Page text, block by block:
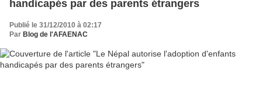
handicapés par des parents étrangers
Publié le 31/12/2010 à 02:17
Par Blog de l'AFAENAC